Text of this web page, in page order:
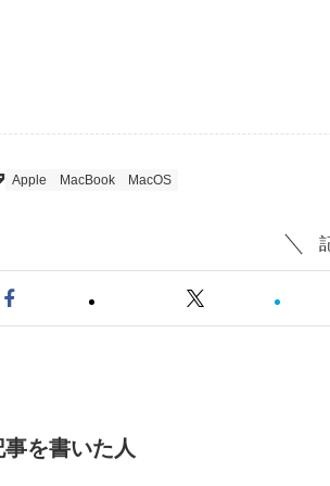
Apple MacBook MacOS
事を書いた人